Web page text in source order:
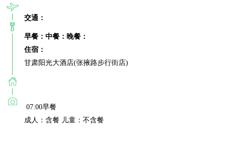
交通：
早餐：中餐：晚餐：
住宿：
07:00早餐
成人：含餐 儿童：不含餐